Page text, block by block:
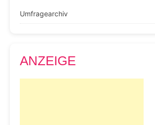
Umfragearchiv
ANZEIGE